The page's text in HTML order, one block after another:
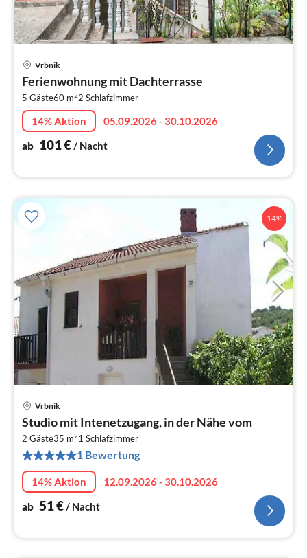
Vrbnik
Ferienwohnung mit Dachterrasse
5 Gäste60 m22 Schlafzimmer
14% Aktion
05.09.2026 - 30.10.2026
ab 101€ / Nacht
14%
Vrbnik
Studio mit Intenetzugang, in der Nähe vom
2 Gäste35 m21 Schlafzimmer
1 Bewertung
14% Aktion
12.09.2026 - 30.10.2026
ab 51€/ Nacht